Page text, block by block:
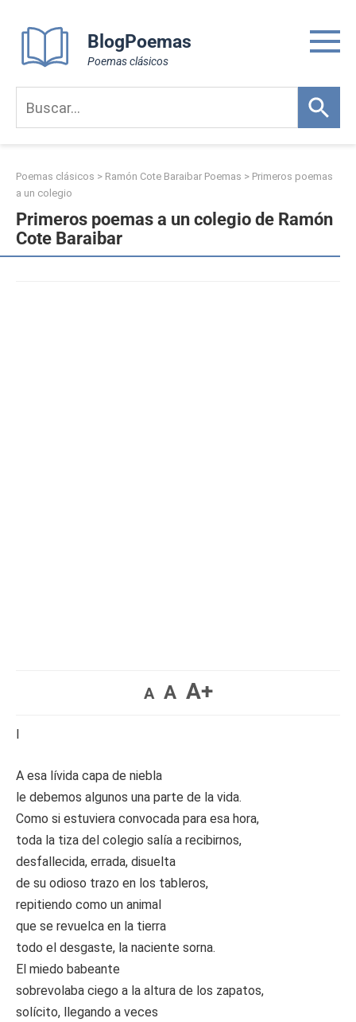
content
BlogPoemas
Poemas clásicos
Poemas clásicos > Ramón Cote Baraibar Poemas > Primeros poemas
a un colegio
Primeros poemas a un colegio de Ramón
Cote Baraibar
A A A+
I
A esa lívida capa de niebla
le debemos algunos una parte de la vida.
Como si estuviera convocada para esa hora,
toda la tiza del colegio salía a recibirnos,
desfallecida, errada, disuelta
de su odioso trazo en los tableros,
repitiendo como un animal
que se revuelca en la tierra
todo el desgaste, la naciente sorna.
El miedo babeante
sobrevolaba ciego a la altura de los zapatos,
solícito, llegando a veces